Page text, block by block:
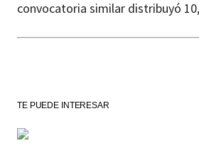
convocatoria similar distribuyó
TE PUEDE INTERESAR